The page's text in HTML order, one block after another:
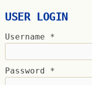
USER LOGIN
Username *
Password *